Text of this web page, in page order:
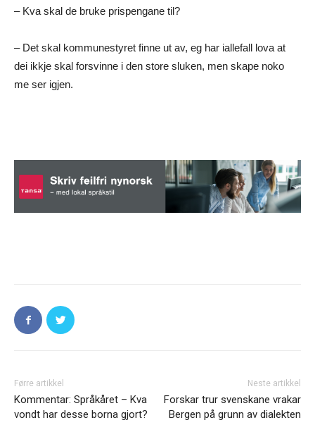
– Kva skal de bruke prispengane til?
– Det skal kommunestyret finne ut av, eg har iallefall lova at
dei ikkje skal forsvinne i den store sluken, men skape noko
me ser igjen.
Førre artikkel
Kommentar: Språkåret – Kva
vondt har desse borna gjort?
Neste artikkel
Forskar trur svenskane vrakar
Bergen på grunn av dialekten